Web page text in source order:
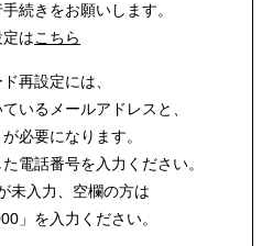
続きをお願いします。
はこちら
再設定には、
いるメールアドレスと、
が必要になります。
電話番号を入力ください。
未入力、空欄の方は
」を入力ください。